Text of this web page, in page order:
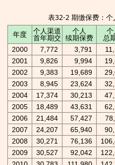
表32-2 期缴保费：
年度
个人渠道
首年期交
个人
续期保费
个
总
2000 7,772 3,791
2001
9,826 9,994
2002
9,383 19,689
2003
8,945 23,624
2004
17,374 30,213
2005
18,489 43,631
2006
21,484 57,427
2007
24,207 65,940
2008
30,271 76,136
2009
30,527 92,042